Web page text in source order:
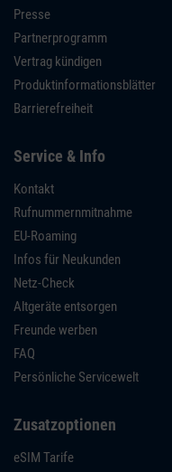
Presse
Partnerprogramm
Vertrag kündigen
Produktinformationsblätter
Barrierefreiheit
Service & Info
Kontakt
Rufnummernmitnahme
EU-Roaming
Infos für Neukunden
Netz-Check
Altgeräte entsorgen
Freunde werben
FAQ
Persönliche Servicewelt
Zusatzoptionen
eSIM Tarife